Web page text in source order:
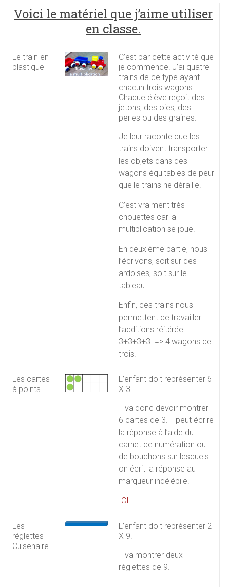
Voici le matériel que j’aime utiliser
en classe.
Le train en
plastique
C’est par cette activité que
je commence. J’ai quatre
trains de ce type ayant
chacun trois wagons.
Chaque élève reçoit des
jetons, des oies, des
perles ou des graines.
Je leur raconte que les
trains doivent transporter
les objets dans des
wagons équitables de peur
que le trains ne déraille.
C’est vraiment très
chouettes car la
multiplication se joue.
En deuxième partie, nous
l’écrivons, soit sur des
ardoises, soit sur le
tableau.
Enfin, ces trains nous
permettent de travailler
l’additions réitérée :
3+3+3+3 => 4 wagons de
trois.
Les cartes
à points
L’enfant doit représenter 6
X 3
Il va donc devoir montrer
6 cartes de 3. Il peut écrire
la réponse à l’aide du
carnet de numération ou
de bouchons sur lesquels
on écrit la réponse au
marqueur indélébile.
ICI
Les
réglettes
Cuisenaire
L’enfant doit représenter 2
X 9.
Il va montrer deux
réglettes de 9.